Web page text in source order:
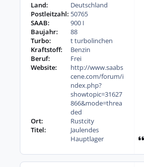
Land:
Deutschland
Postleitzahl: 50765
SAAB:
900 I
Baujahr:
88
Turbo:
t turbolinchen
Kraftstoff:
Benzin
Beruf:
Frei
Website:
http://www.saabs
cene.com/forum/i
ndex.php?
showtopic=31627
866&mode=threa
ded
Ort:
Rustcity
Titel:
Jaulendes
Hauptlager